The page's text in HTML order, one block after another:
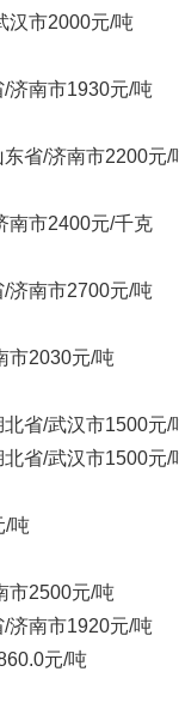
汉市2000元/吨
/济南市1930元/吨
东省/济南市2200元/
南市2400元/千克
/济南市2700元/吨
市2030元/吨
北省/武汉市1500元/
北省/武汉市1500元/
/吨
市2500元/吨
/济南市1920元/吨
元/吨